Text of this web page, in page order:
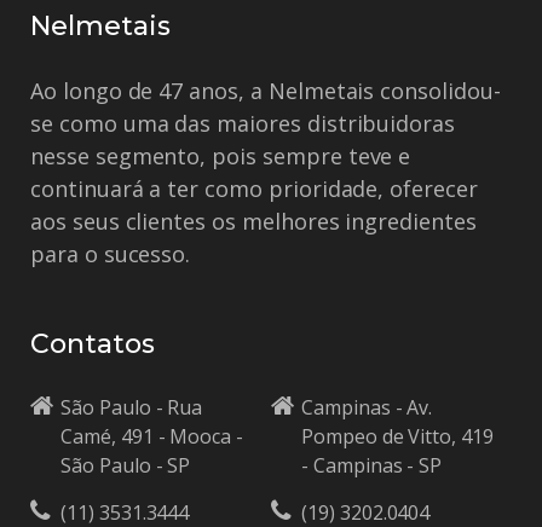
Nelmetais
Ao longo de 47 anos, a Nelmetais consolidou-
se como uma das maiores distribuidoras
nesse segmento, pois sempre teve e
continuará a ter como prioridade, oferecer
aos seus clientes os melhores ingredientes
para o sucesso.
Contatos
São Paulo - Rua
Camé, 491 - Mooca -
São Paulo - SP
(11) 3531.3444
Campinas - Av.
Pompeo de Vitto, 419
- Campinas - SP
(19) 3202.0404